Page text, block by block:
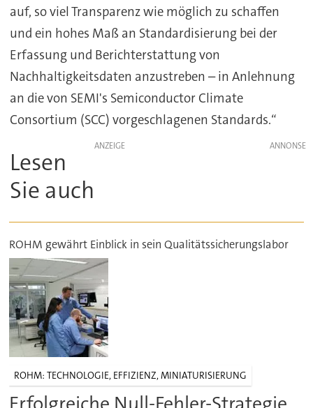
auf, so viel Transparenz wie möglich zu schaffen
und ein hohes Maß an Standardisierung bei der
Erfassung und Berichterstattung von
Nachhaltigkeitsdaten anzustreben – in Anlehnung
an die von SEMI's Semiconductor Climate
Consortium (SCC) vorgeschlagenen Standards.“
ANZEIGE
Lesen
Sie auch
ROHM gewährt Einblick in sein Qualitätssicherungslabor
ROHM: TECHNOLOGIE, EFFIZIENZ, MINIATURISIERUNG